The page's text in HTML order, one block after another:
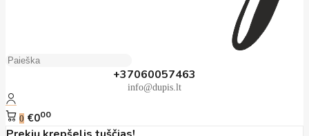
+37060057463
info@dupis.lt
0 €000